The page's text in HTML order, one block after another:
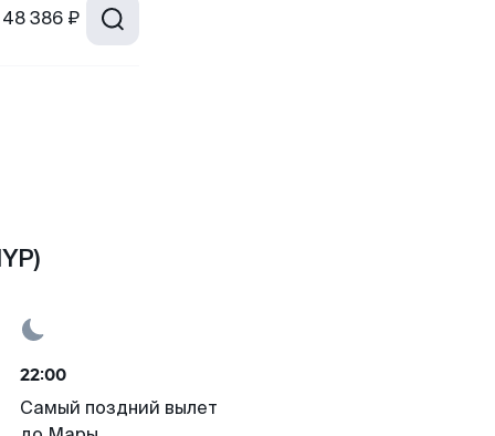
48 386 ₽
22:00
Самый поздний вылет